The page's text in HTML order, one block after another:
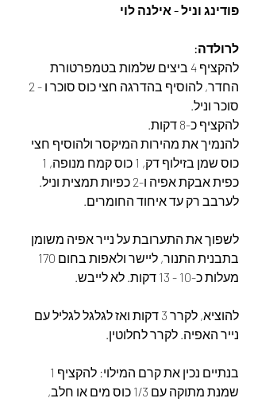
פודינג וניל - אילנה לוי
לרולדה:
להקציף 4 ביצים שלמות בטמפרטורת
סוכר וניל.
להקציף כ-8 דקות.
להנמיך את מהירות המיקסר ולהוסיף חצי
כפית אבקת אפיה ו-2 כפיות תמצית וניל.
לערבב רק עד איחוד החומרים.
לשפוך את התערובת על נייר אפיה משומן
מעלות כ-10 - 13 דקות. לא לייבש.
להוציא, לקרר 3 דקות ואז לגלגל לגליל עם
נייר האפיה. לקרר לחלוטין.
שמנת מתוקה עם 1/3 כוס מים או חלב,